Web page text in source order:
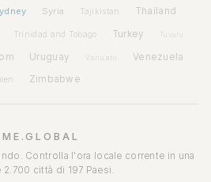
Syria Tajikistan Thailand
Trinidad and Tobago Turkey Tuvalu
Uruguay Vanuatu Venezuela
Zimbabwe
Controlla l'ora locale corrente in una
città di 197 Paesi.